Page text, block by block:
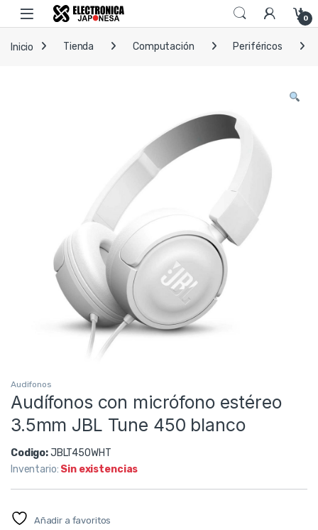
Skip to navigation
Skip to content
Open 0
Inicio Tienda Computación Periféricos
Audifonos
Audífonos con micrófono estéreo
3.5mm JBL Tune 450 blanco
Codigo:JBLT450WHT
Inventario: Sin existencias
Añadir a favoritos